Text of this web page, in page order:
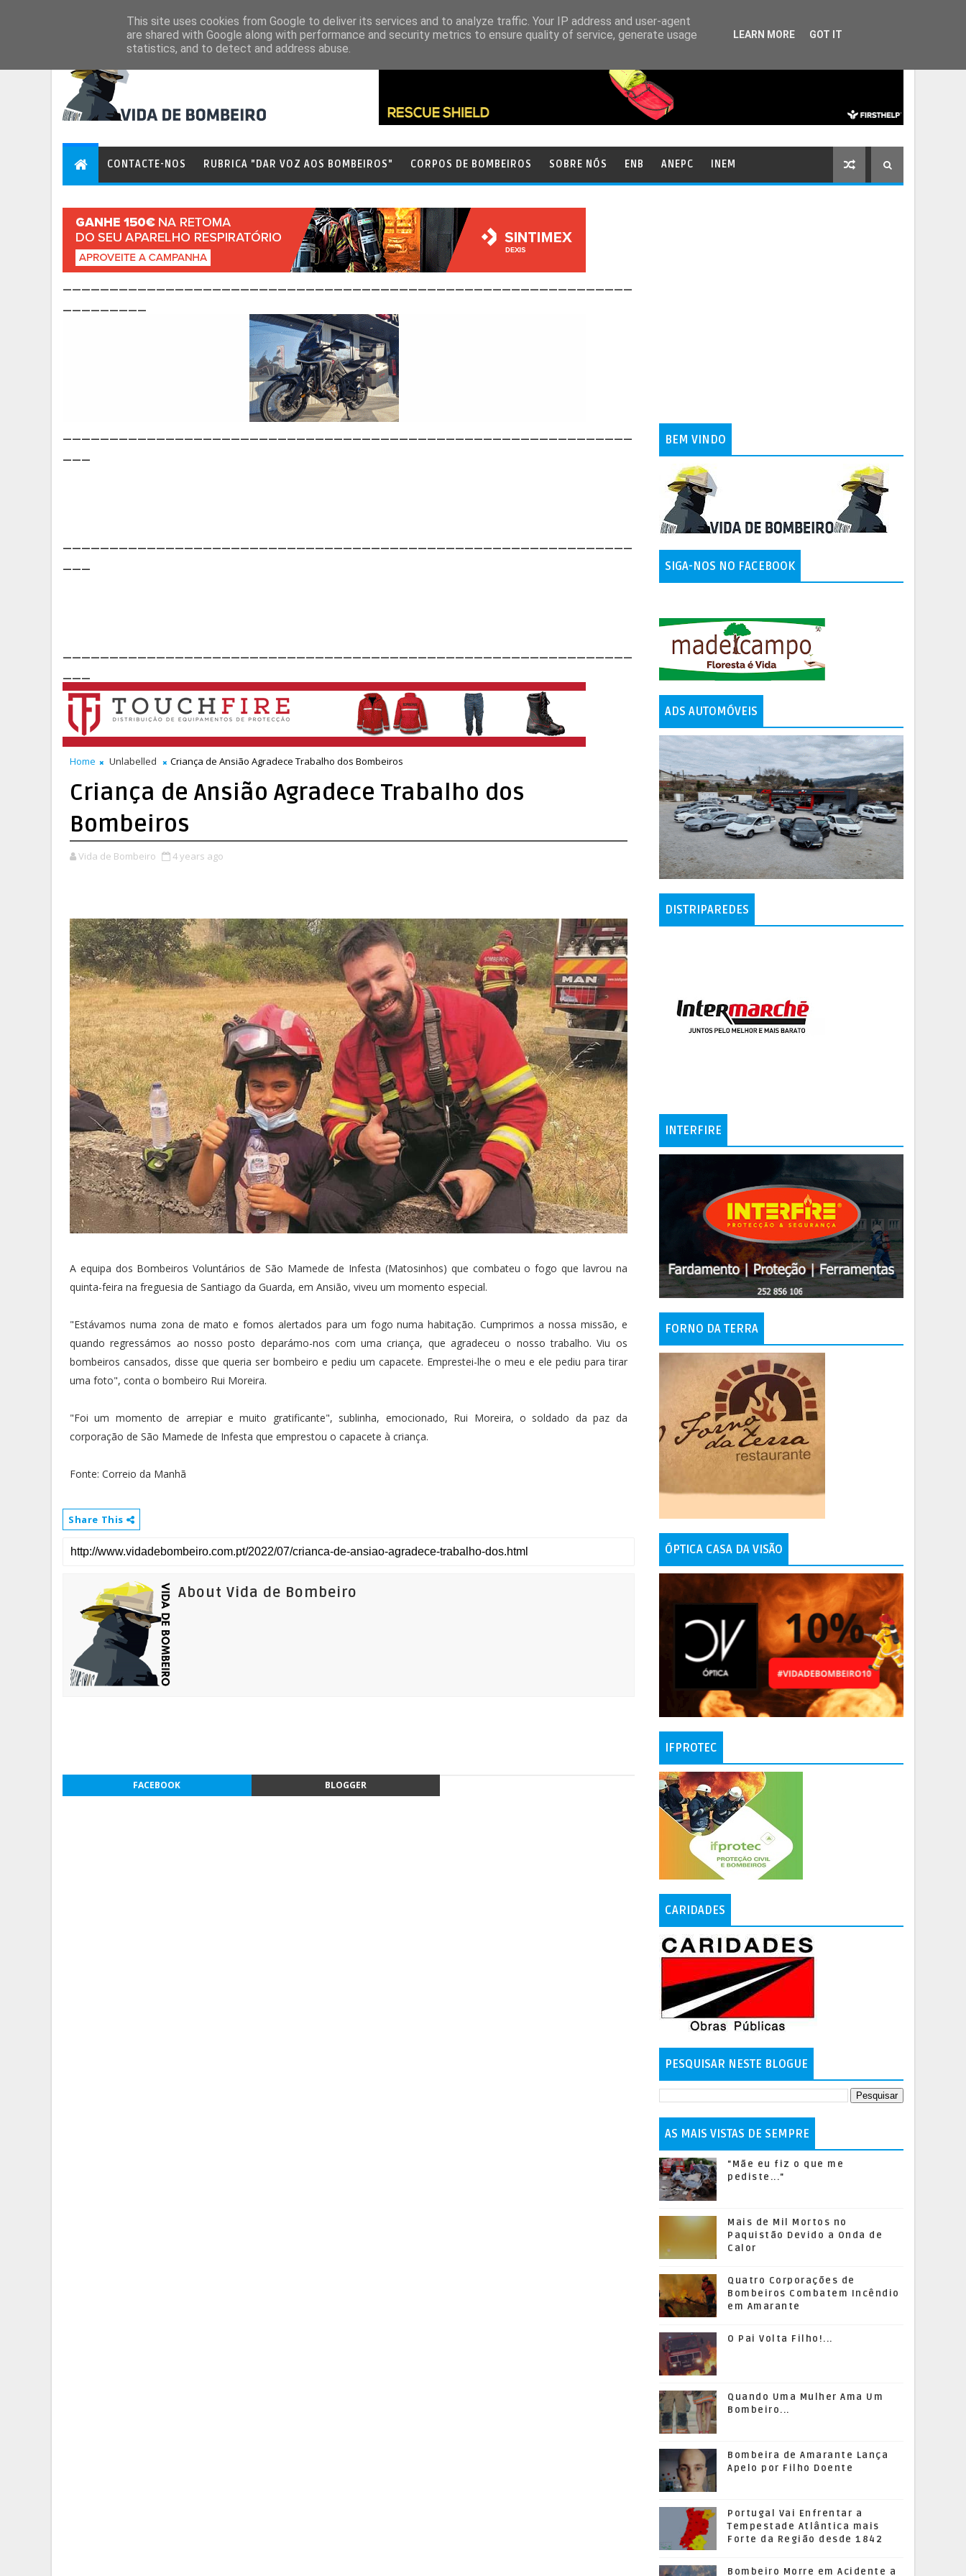
CONTACTE-NOS RUBRICA "DAR VOZ AOS BOMBEIROS" CORPOS DE BOMBEIROS SOBRE NÓS ENB ANEPC INEM
Home Unlabelled Criança de Ansião Agradece Trabalho dos Bombeiros
Criança de Ansião Agradece Trabalho dos
Bombeiros
Vida de Bombeiro 4 years ago
A equipa dos Bombeiros Voluntários de São Mamede de Infesta (Matosinhos) que combateu o fogo que lavrou na
quinta-feira na freguesia de Santiago da Guarda, em Ansião, viveu um momento especial.
"Estávamos numa zona de mato e fomos alertados para um fogo numa habitação. Cumprimos a nossa missão, e
quando regressámos ao nosso posto deparámo-nos com uma criança, que agradeceu o nosso trabalho. Viu os
bombeiros cansados, disse que queria ser bombeiro e pediu um capacete. Emprestei-lhe o meu e ele pediu para tirar
uma foto", conta o bombeiro Rui Moreira.
"Foi um momento de arrepiar e muito gratificante", sublinha, emocionado, Rui Moreira, o soldado da paz da
corporação de São Mamede de Infesta que emprestou o capacete à criança.
Fonte: Correio da Manhã
Share This
About Vida de Bombeiro
FACEBOOK BLOGGER
BEM VINDO
SIGA-NOS NO FACEBOOK
ADS AUTOMÓVEIS
DISTRIPAREDES
INTERFIRE
FORNO DA TERRA
ÓPTICA CASA DA VISÃO
IFPROTEC
CARIDADES
PESQUISAR NESTE BLOGUE
AS MAIS VISTAS DE SEMPRE
"Mãe eu fiz o que me
pediste..."
Mais de Mil Mortos no
Paquistão Devido a Onda de
Calor
Quatro Corporações de
Bombeiros Combatem Incêndio
em Amarante
O Pai Volta Filho!...
Quando Uma Mulher Ama Um
Bombeiro...
Bombeira de Amarante Lança
Apelo por Filho Doente
Portugal Vai Enfrentar a
Tempestade Atlântica mais
Forte da Região desde 1842
Bombeiro Morre em Acidente a
This site uses cookies from Google to deliver its services and to analyze traffic. Your IP address and user-agent
are shared with Google along with performance and security metrics to ensure quality of service, generate usage
statistics, and to detect and address abuse.
LEARN MORE GOT IT